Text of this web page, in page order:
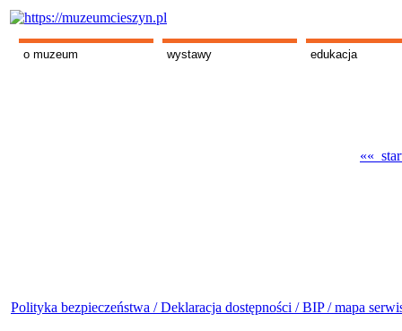
o muzeum wystawy edukacja
««
Polityka bezpieczeństwa /Deklaracja dostępności /BIP /mapa